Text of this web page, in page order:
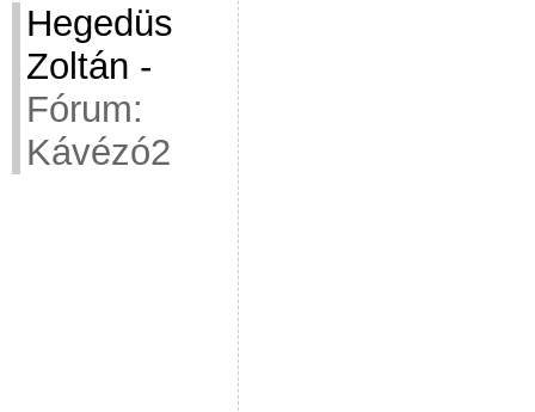
Hegedüs
Zoltán -
Fórum:
Kávézó2